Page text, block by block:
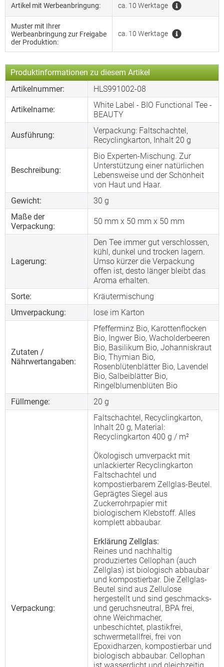
Artikel mit Werbeanbringung: ca. 10 Werktage
Muster mit Ihrer
Werbeanbringung zur Freigabe
der Produktion:
ca. 10 Werktage
Produktinformationen zu diesem Artikel
Artikelnummer:
HLS991002-08
Artikelname:
White Label - BIO Functional Tee -
BEAUTY
Ausführung:
Verpackung: Faltschachtel,
Recyclingkarton, Inhalt 20 g
Beschreibung:
Bio Experten-Mischung. Zur
Unterstützung einer natürlichen
Lebensweise und der Schönheit
von Haut und Haar.
Gewicht:
30 g
Maße der
Verpackung:
50 mm x 50 mm x 50 mm
Lagerung:
Den Tee immer gut verschlossen,
kühl, dunkel und trocken lagern.
Umso kürzer die Verpackung
offen ist, desto länger bleibt das
Aroma erhalten.
Sorte:
Kräutermischung
Umverpackung:
lose im Karton
Zutaten /
Nährwertangaben:
Pfefferminz Bio, Karottenflocken
Bio, Ingwer Bio, Wacholderbeeren
Bio, Basilikum Bio, Johanniskraut
Bio, Thymian Bio,
Rosenblütenblätter Bio, Lavendel
Bio, Salbeiblätter Bio,
Ringelblumenblüten Bio
Füllmenge:
20 g
Verpackung:
Faltschachtel, Recyclingkarton,
Inhalt 20 g, Material:
Recyclingkarton 400 g / m²
Ökologisch umverpackt mit
unlackierter Recyclingkarton
Faltschachtel und
kompostierbarem Zellglas-Beutel.
Geprägtes Siegel aus
Zuckerrohrpapier mit
biologischem Klebstoff. Alles
komplett abbaubar.
Erklärung Zellglas:
Reines und nachhaltig
produziertes Cellophan (auch
Zellglas) ist biologisch abbaubar
und kompostierbar. Die Zellglas-
Beutel sind aus Zellulose
hergestellt und sind geschmacks-
und geruchsneutral, BPA frei,
ohne Weichmacher,
unbeschichtet, plastikfrei,
schwermetallfrei, frei von
Epoxidharzen, kompostierbar und
biologisch abbaubar. Cellophan